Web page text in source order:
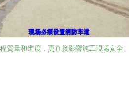
質量和進度，更直接影響施工現場安